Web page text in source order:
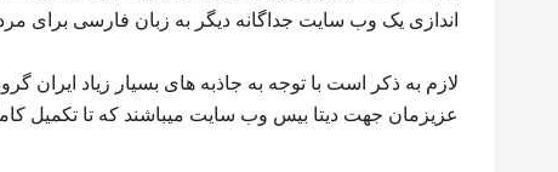
اندازی یک وب سایت جداگانه دیگر به زبان فارسی برای
لازم به ذکر است با توجه به جاذبه های بسیار زیاد
عزیزمان جهت دیتا بیس وب سایت میباشند که تا تکمیل